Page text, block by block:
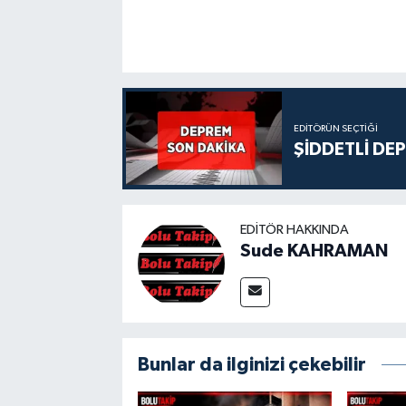
EDITÖRÜN SEÇTIĞI
ŞİDDETLİ
EDITÖR HAKKINDA
Sude KAHRAMAN
Bunlar da ilginizi çekebilir